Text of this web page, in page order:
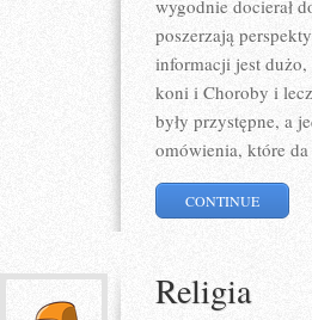
wygodnie docierał
poszerzają
informacji jest dużo,
koni i Choroby i
były przystępne, a
omówienia, które
CONTINUE
Religia